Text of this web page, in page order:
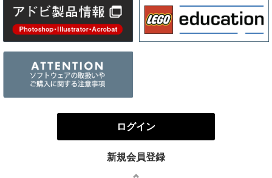
ログイン
新規会員登録